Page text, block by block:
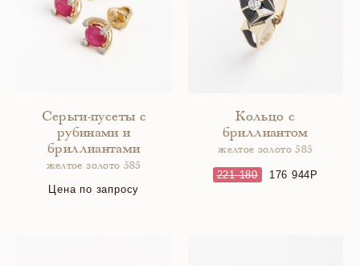
Серьги-пусеты с
рубинами и
бриллиантами
желтое золото 585
Цена по запросу
Кольцо с
бриллиантом
желтое золото 585
221 180 176 944